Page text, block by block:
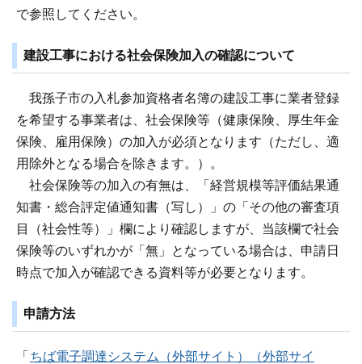
で参照してください。
建設工事における社会保険加入の確認について
我孫子市の入札参加資格者名簿の建設工事に業者登録
を希望する事業者は、社会保険等（健康保険、厚生年金
保険、雇用保険）の加入が必須となります（ただし、適
用除外となる場合を除きます。）。
社会保険等の加入の有無は、「経営規模等評価結果通
知書・総合評定値通知書（写し）」の「その他の審査項
目（社会性等）」欄により確認しますが、当該欄で社会
保険等のいずれかが「無」となっている場合は、申請日
時点で加入が確認できる資料等が必要となります。
申請方法
「 ちば電子調達システム（外部サイト）（外部サイ